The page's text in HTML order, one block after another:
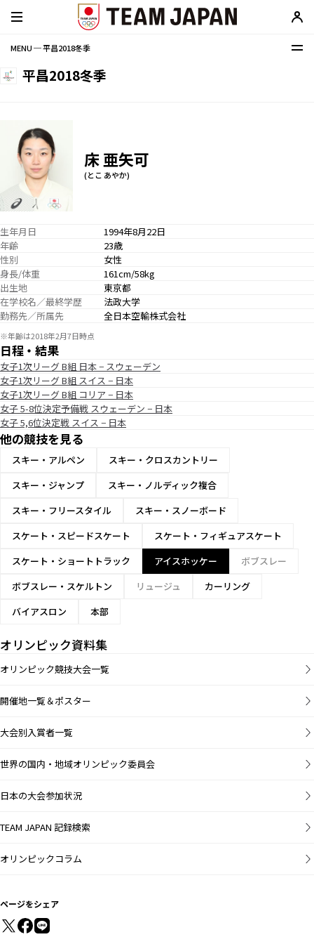
MENU ─ 平昌2018冬季
平昌2018冬季
床 亜矢可
(とこ あやか)
生年月日
1994年8月22日
年齢
23歳
性別
女性
身長/体重
161cm/58kg
出生地
東京都
在学校名／最終学歴
法政大学
勤務先／所属先
全日本空輸株式会社
※年齢は2018年2月7日時点
日程・結果
女子1次リーグ B組 日本 − スウェーデン
女子1次リーグ B組 スイス − 日本
女子1次リーグ B組 コリア − 日本
女子 5-8位決定予備戦 スウェーデン − 日本
女子 5,6位決定戦 スイス − 日本
他の競技を見る
スキー・アルペン
スキー・クロスカントリー
スキー・ジャンプ
スキー・ノルディック複合
スキー・フリースタイル
スキー・スノーボード
スケート・スピードスケート
スケート・フィギュアスケート
スケート・ショートトラック
アイスホッケー
ボブスレー
ボブスレー・スケルトン
リュージュ
カーリング
バイアスロン
本部
オリンピック資料集
オリンピック競技大会一覧
開催地一覧＆ポスター
大会別入賞者一覧
世界の国内・地域オリンピック委員会
日本の大会参加状況
TEAM JAPAN 記録検索
オリンピックコラム
ページをシェア